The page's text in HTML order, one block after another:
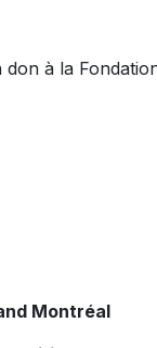
à la
Montréal